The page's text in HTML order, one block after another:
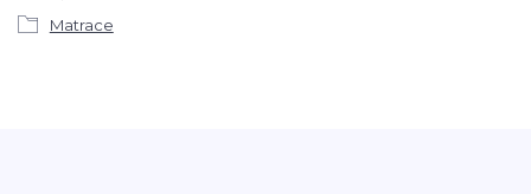
Matrace